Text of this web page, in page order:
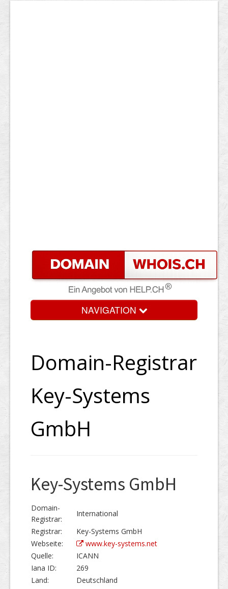
NAVIGATION
Domain-Registrar
Key-Systems
GmbH
Key-Systems GmbH
Domain-
Registrar:
International
Registrar:
Key-Systems GmbH
Webseite:
www.key-systems.net
Quelle:
ICANN
Iana ID:
269
Land:
Deutschland